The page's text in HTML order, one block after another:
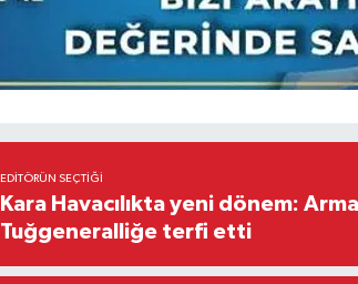
EDITÖRÜN SEÇTIĞI
Kara Havacılıkta yeni dönem:
Tuğgeneralliğe terfi etti